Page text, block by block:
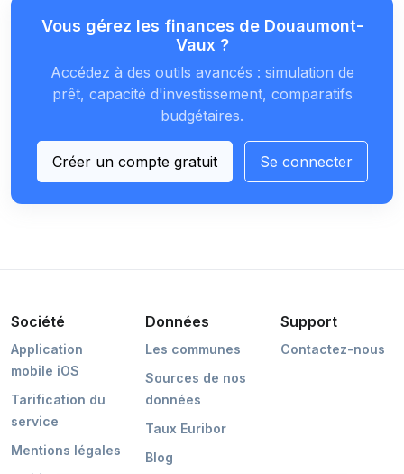
Vous gérez les finances de Douaumont-
Vaux ?
Accédez à des outils avancés : simulation de
prêt, capacité d'investissement, comparatifs
budgétaires.
Créer un compte gratuit Se connecter
Société
Application
mobile iOS
Tarification du
service
Mentions légales
Données
Les communes
Sources de nos
données
Taux Euribor
Blog
Support
Contactez-nous